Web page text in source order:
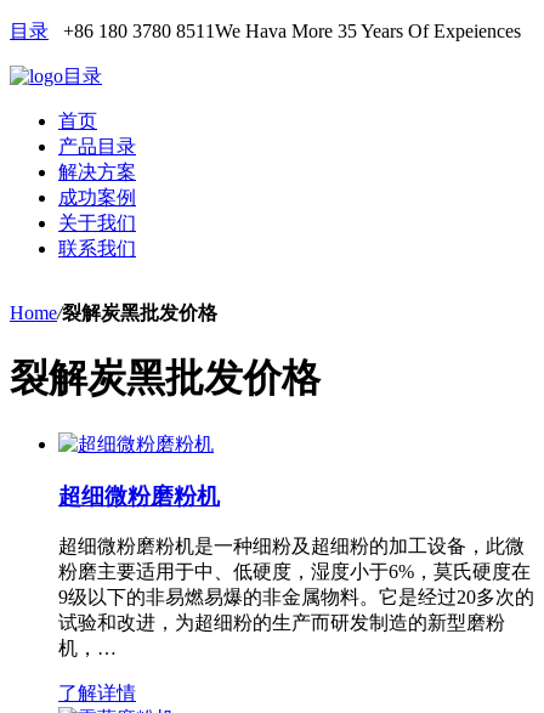
目录 +86 180 3780 8511We Hava More 35 Years Of Expeiences
目录
首页
产品目录
解决方案
成功案例
关于我们
联系我们
Home/裂解炭黑批发价格
裂解炭黑批发价格
超细微粉磨粉机
超细微粉磨粉机是一种细粉及超细粉的加工设备，此微
粉磨主要适用于中、低硬度，湿度小于6%，莫氏硬度在
9级以下的非易燃易爆的非金属物料。它是经过20多次的
试验和改进，为超细粉的生产而研发制造的新型磨粉
机，…
了解详情